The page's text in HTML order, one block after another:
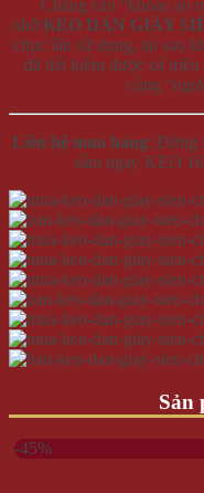
Chẳng cần “khoác áo
nhờKEO DÁN GIÀY
chục lần sử dụng, tại sao
đã tiết kiệm được cả
cùng
Liên hệ mua hàng: Đừng
sắm ngay KEO
Sản
-45%